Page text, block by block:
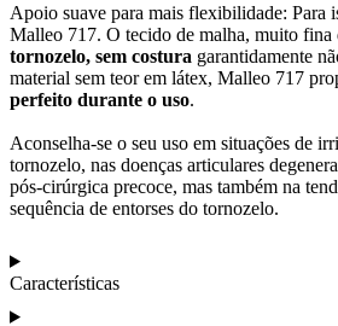
Apoio suave para mais flexibilidade: Para
Malleo 717. O tecido de malha, muito fina
tornozelo, sem costura garantidamente
material sem teor em látex, Malleo 717
perfeito durante o uso.
Aconselha-se o seu uso em situações de
tornozelo, nas doenças articulares
pós-cirúrgica precoce, mas também na
sequência de entorses do tornozelo.
Características